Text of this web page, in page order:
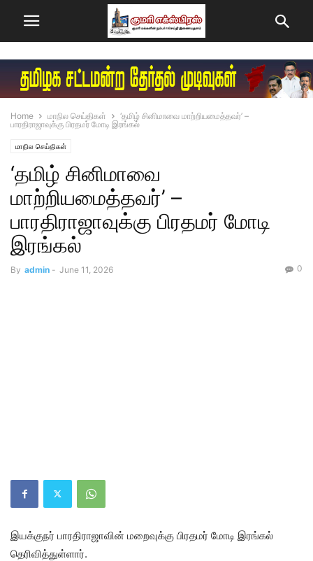
Home மாநில செய்திகள்
‘தமிழ் சினிமாவை மாற்றியமைத்தவர்’ –
பாரதிராஜாவுக்கு பிரதமர் மோடி இரங்கல்
மாநில செய்திகள்
‘தமிழ் சினிமாவை
மாற்றியமைத்தவர்’ –
பாரதிராஜாவுக்கு பிரதமர் மோடி
இரங்கல்
By admin - June 11, 2026 0
இயக்குநர் பாரதிராஜாவின் மறைவுக்கு பிரதமர் மோடி இரங்கல்
தெரிவித்துள்ளார்.